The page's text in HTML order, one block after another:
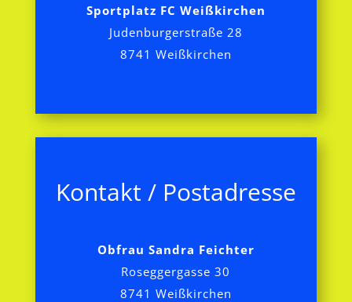
Sportplatz FC Weißkirchen
Judenburgerstraße 28
8741 Weißkirchen
Kontakt / Postadresse
Obfrau Sandra Feichter
Roseggergasse 30
8741 Weißkirchen